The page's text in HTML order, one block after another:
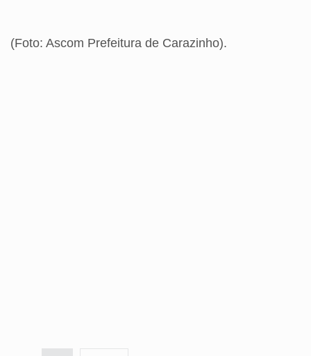
(Foto: Ascom Prefeitura de Carazinho).